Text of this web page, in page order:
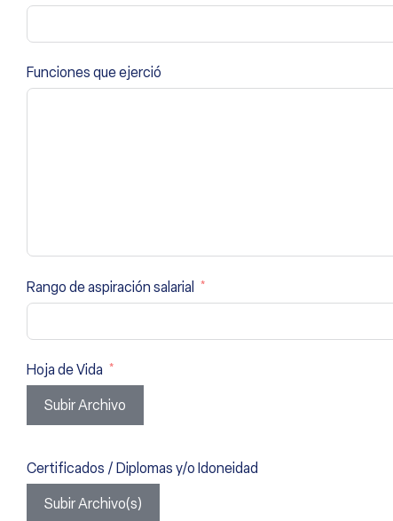
Funciones que ejerció
Rango de aspiración salarial
Hoja de Vida
Subir Archivo
Certificados / Diplomas y/o Idoneidad
Subir Archivo(s)